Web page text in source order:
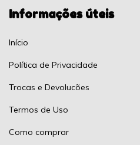
Informações úteis
Início
Política de Privacidade
Trocas e Devolucões
Termos de Uso
Como comprar